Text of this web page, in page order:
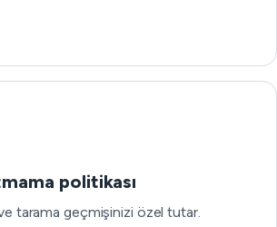
politikası
tarama geçmişinizi özel tutar.